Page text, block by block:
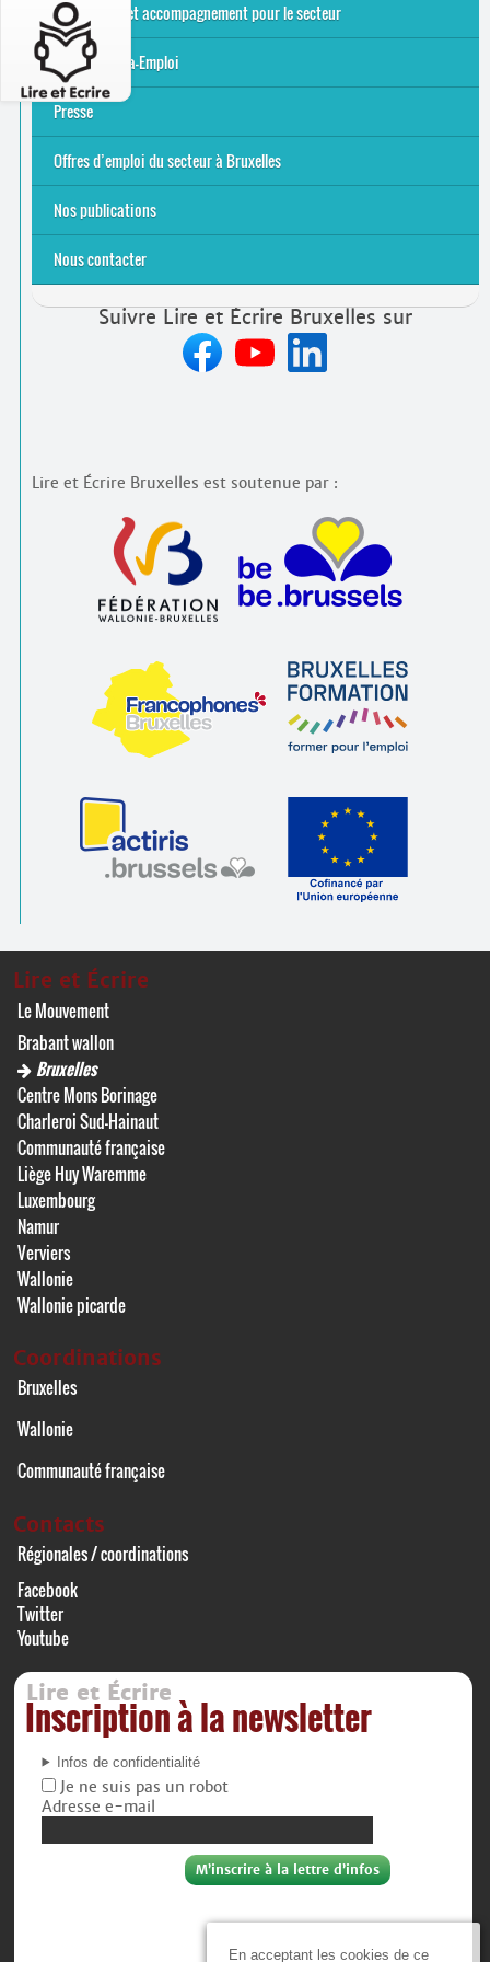
En acceptant les cookies de ce
Alpha-Jeux
Arts & Alpha
Jeudis du Cinéma
Le projet Alpha-TIC
Notre projet FSE
Tac-TIC Emploi
Formations et accompagnement pour le secteur
S’initier
Se former
Se rencontrer
Être accompagné·e
Service Alpha-Emploi
Équipe et contacts
Accompagnement individuel
Accompagnement collectif
Folder Service Alpha-Emploi
Presse
2021
2024
2025
Offres d’emploi du secteur à Bruxelles
Emplois rémunérés
Bénévolat
Candidature spontanée à Lire et Écrire Bruxelles
Nos publications
Nous contacter
Suivre Lire et Écrire Bruxelles sur
Lire et Écrire Bruxelles est soutenue par :
Lire et Écrire
Le Mouvement
Brabant wallon
Bruxelles
Centre Mons Borinage
Charleroi Sud-Hainaut
Communauté française
Liège Huy Waremme
Luxembourg
Namur
Verviers
Wallonie
Wallonie picarde
Coordinations
Bruxelles
Wallonie
Communauté française
Contacts
Régionales / coordinations
Facebook
Twitter
Youtube
Lire et Écrire
Inscription à la newsletter
Infos de confidentialité
Je ne suis pas un robot
Adresse e-mail